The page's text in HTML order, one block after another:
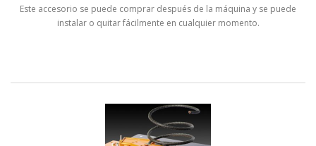
Este accesorio se puede comprar después de la máquina y se puede
instalar o quitar fácilmente en cualquier momento.